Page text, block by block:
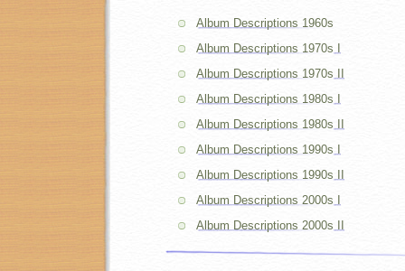
Album Descriptions 1960s
Album Descriptions 1970s I
Album Descriptions 1970s II
Album Descriptions 1980s I
Album Descriptions 1980s II
Album Descriptions 1990s I
Album Descriptions 1990s II
Album Descriptions 2000s I
Album Descriptions 2000s II